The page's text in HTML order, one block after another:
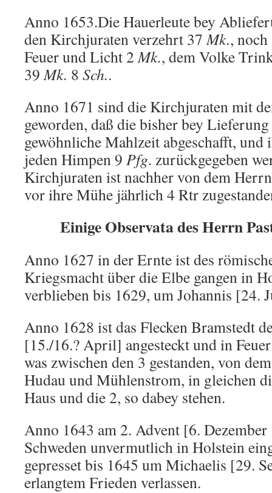
Anno 1653.Die Hauerleute bey
den Kirchjuraten verzehrt 37Mk.,
Feuer und Licht 2Mk., dem Volke
39Mk. 8 Sch..
Anno 1671 sind die Kirchjuraten mit
geworden, daß die bisher bey Lieferung
gewöhnliche Mahlzeit abgeschafft, und
jeden Himpen 9 Pfg. zurückgegeben
Kirchjuraten ist nachher von dem
vor ihre Mühe jährlich 4 Rtr
Einige Observata des Herrn
Anno 1627 in der Ernte ist des
Kriegsmacht über die Elbe gangen in
verblieben bis 1629, um Johannis [24.
Anno 1628 ist das Flecken Bramstedt
[15./16.? April] angesteckt und in
was zwischen den 3 gestanden, von
Hudau und Mühlenstrom, in gleichen
Haus und die 2, so dabey stehen.
Anno 1643 am 2. Advent [6.
Schweden unvermutlich in Holstein
gepresset bis 1645 um Michaelis [29.
erlangtem Frieden verlassen.